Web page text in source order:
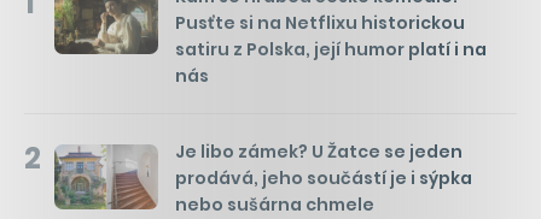
Pusťte si na Netflixu historickou
satiru z Polska, její humor platí i na
nás
2
Je libo zámek? U Žatce se jeden
prodává, jeho součástí je i sýpka
nebo sušárna chmele